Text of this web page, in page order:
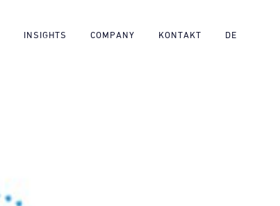
INSIGHTS COMPANY KONTAKT DE